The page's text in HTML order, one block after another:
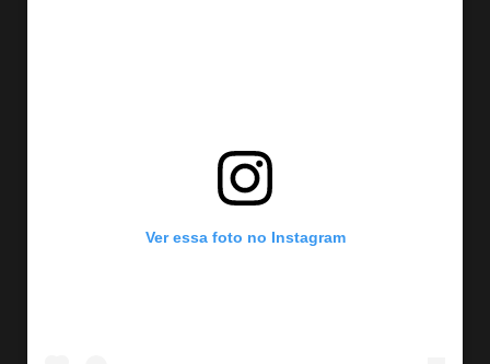
Ver essa foto no Instagram